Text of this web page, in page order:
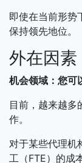
即使在当前形势
保持领先地位。
外在因素
机会领域：您可
目前，越来越多
作。
对于某些代理机
工（FTE）的成